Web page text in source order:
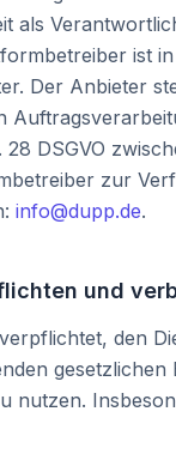
als
ist
Der Anbieter
DSGVO
zur
info@dupp.de.
und
den
gesetzlichen
nutzen.